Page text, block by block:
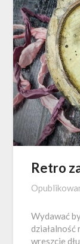
Retro
Wydawać
działalność
wreszcie